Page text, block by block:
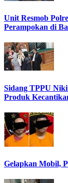
Unit Resmob
Perampokan di
Sidang TPPU
Produk
Gelapkan Mobil,